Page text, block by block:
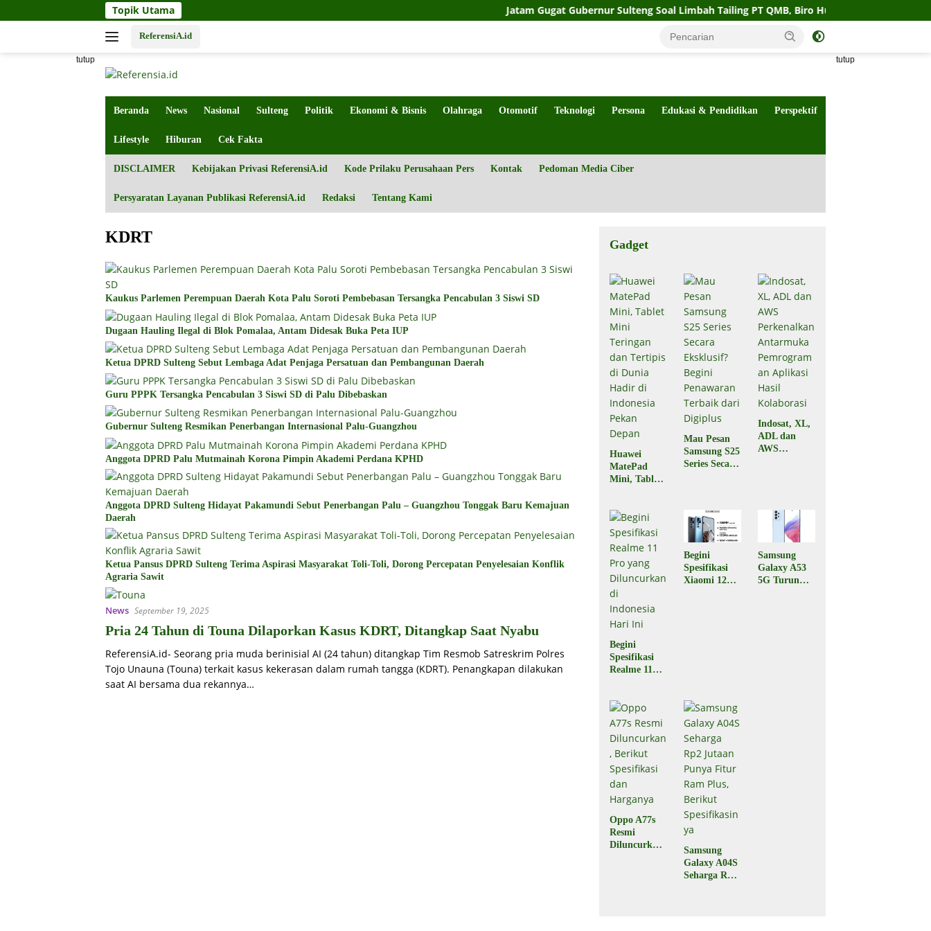
ke
Topik Utama Jatam Gugat Gubernur Sulteng Soal Limbah Tailing PT QMB, Biro Hukum Sebut Pemprov Siap
ReferensiA.id
tutup tutup
Beranda News Nasional Sulteng Politik Ekonomi & Bisnis Olahraga Otomotif Teknologi Persona Edukasi & Pendidikan Perspektif
Lifestyle Hiburan Cek Fakta
DISCLAIMER Kebijakan Privasi ReferensiA.id Kode Prilaku Perusahaan Pers Kontak Pedoman Media Ciber
Persyaratan Layanan Publikasi ReferensiA.id Redaksi Tentang Kami
KDRT
Kaukus Parlemen Perempuan Daerah Kota Palu Soroti Pembebasan Tersangka Pencabulan 3 Siswi SD
Dugaan Hauling Ilegal di Blok Pomalaa, Antam Didesak Buka Peta IUP
Ketua DPRD Sulteng Sebut Lembaga Adat Penjaga Persatuan dan Pembangunan Daerah
Guru PPPK Tersangka Pencabulan 3 Siswi SD di Palu Dibebaskan
Gubernur Sulteng Resmikan Penerbangan Internasional Palu-Guangzhou
Anggota DPRD Palu Mutmainah Korona Pimpin Akademi Perdana KPHD
Anggota DPRD Sulteng Hidayat Pakamundi Sebut Penerbangan Palu – Guangzhou Tonggak Baru Kemajuan
Daerah
Ketua Pansus DPRD Sulteng Terima Aspirasi Masyarakat Toli-Toli, Dorong Percepatan Penyelesaian Konflik
Agraria Sawit
News September 19, 2025
Pria 24 Tahun di Touna Dilaporkan Kasus KDRT, Ditangkap Saat Nyabu
ReferensiA.id- Seorang pria muda berinisial AI (24 tahun) ditangkap Tim Resmob Satreskrim Polres
Tojo Unauna (Touna) terkait kasus kekerasan dalam rumah tangga (KDRT). Penangkapan dilakukan
saat AI bersama dua rekannya…
Gadget
Huawei
MatePad
Mini, Tablet
Tertipis di
Dunia Hadir
di Indonesia
Pekan Depan
Mau Pesan
Samsung S25
Series Secara
Terbaik dari
Digiplus
Indosat, XL,
ADL dan
AWS
Hasil
Kolaborasi
Begini
Spesifikasi
Realme 11
di Indonesia
Hari Ini
Begini
Spesifikasi
Xiaomi 12T
Samsung
Galaxy A53
5G Turun
Oppo A77s
Resmi
Diluncurkan,
Samsung
Galaxy A04S
Seharga Rp2